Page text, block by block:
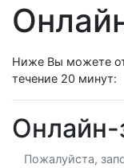
Ниже Вы можете
течение 20 минут:
Онлайн-
Пожалуйста,